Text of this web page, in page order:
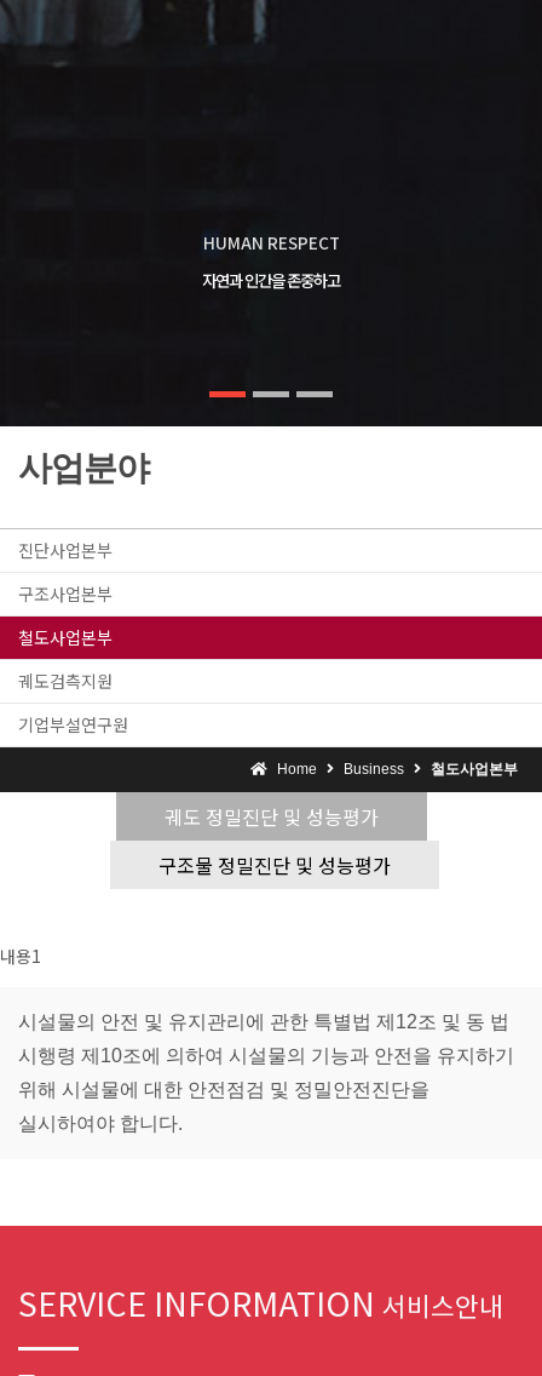
사업분야
진단사업본부
구조사업본부
철도사업본부
궤도검측지원
기업부설연구원
Home Business 철도사업본부
궤도 정밀진단 및 성능평가
구조물 정밀진단 및 성능평가
내용1
시설물의 안전 및 유지관리에 관한 특별법 제12조 및 동 법
시행령 제10조에 의하여 시설물의 기능과 안전을 유지하기
위해 시설물에 대한 안전점검 및 정밀안전진단을
실시하여야 합니다.
SERVICE INFORMATION 서비스안내